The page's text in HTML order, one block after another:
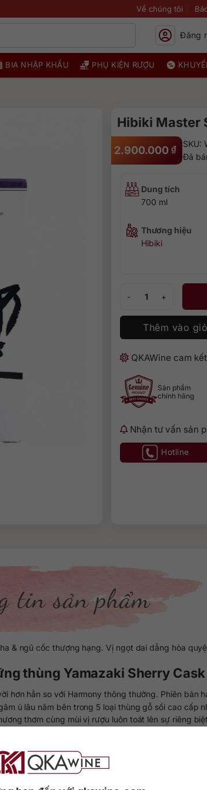
Về chúng tôi
Đăng
BIA NHẬP KHẨU PHỤ KIỆN RƯỢU
Hibiki Master
2.900.000 ₫ SKU:
Đã
Dung tích
700 ml
Thương hiệu
Hibiki
Thêm vào
QKAWine cam kết
Sản phẩm
chính hãng
Nhận tư vấn sản
Hotline
tin sản phẩm
& ngũ cốc thượng hạng. Vị ngọt dai dẳng hòa
thùng Yamazaki Sherry
hơn hẳn so với Harmony thông thường. Phiên bản
ủ lâu năm bên trong 5 loại thùng gỗ sồi cao cấp
thơm cùng mùi vị rượu luôn toát lên sự riêng
trường bán lẻ du lịch toàn cầu (Duty free). Bạn có
tác chặt chẽ giữa hai tập đoàn Suntory & DFS.